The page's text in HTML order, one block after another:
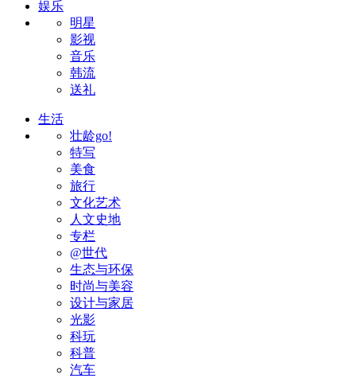
娱乐
明星
影视
音乐
韩流
送礼
生活
壮龄go!
特写
美食
旅行
文化艺术
人文史地
专栏
@世代
生态与环保
时尚与美容
设计与家居
光影
科玩
科普
汽车